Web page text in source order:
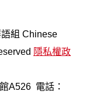
組 Chinese
隱私權政
A526 電話：